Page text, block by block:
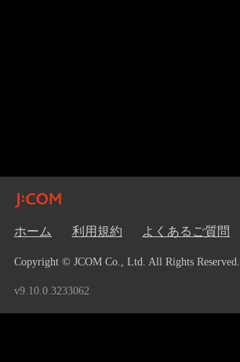
ホーム 利用規約 よくあるご質問
Copyright © JCOM Co., Ltd. All Rights Reserved.
v9.10.0.3233062